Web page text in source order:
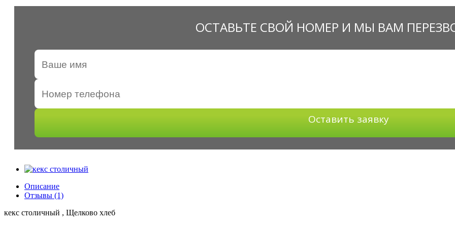
ОСТАВЬТЕ СВОЙ НОМЕР И МЫ ВАМ
Оставить заявку
Описание
Отзывы (1)
кекс столичный , Щелково хлеб